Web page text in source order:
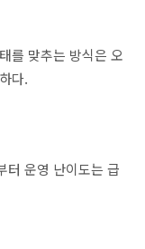
를 맞추는 방식은 오
다.
터 운영 난이도는 급